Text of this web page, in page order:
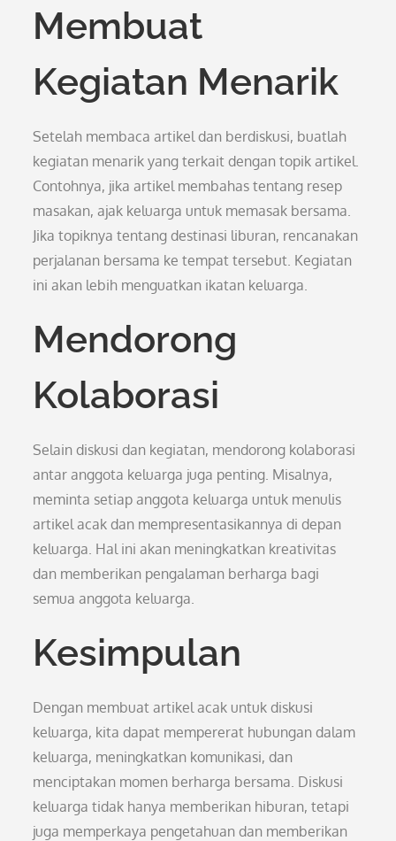
Membuat
Kegiatan Menarik
Setelah membaca artikel dan berdiskusi, buatlah
kegiatan menarik yang terkait dengan topik artikel.
Contohnya, jika artikel membahas tentang resep
masakan, ajak keluarga untuk memasak bersama.
Jika topiknya tentang destinasi liburan, rencanakan
perjalanan bersama ke tempat tersebut. Kegiatan
ini akan lebih menguatkan ikatan keluarga.
Mendorong
Kolaborasi
Selain diskusi dan kegiatan, mendorong kolaborasi
antar anggota keluarga juga penting. Misalnya,
meminta setiap anggota keluarga untuk menulis
artikel acak dan mempresentasikannya di depan
keluarga. Hal ini akan meningkatkan kreativitas
dan memberikan pengalaman berharga bagi
semua anggota keluarga.
Kesimpulan
Dengan membuat artikel acak untuk diskusi
keluarga, kita dapat mempererat hubungan dalam
keluarga, meningkatkan komunikasi, dan
menciptakan momen berharga bersama. Diskusi
keluarga tidak hanya memberikan hiburan, tetapi
juga memperkaya pengetahuan dan memberikan